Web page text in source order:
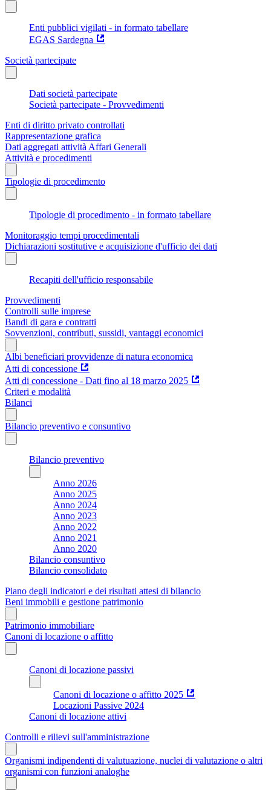
Enti pubblici vigilati - in formato tabellare
EGAS Sardegna
Società partecipate
Dati società partecipate
Società partecipate - Provvedimenti
Enti di diritto privato controllati
Rappresentazione grafica
Dati aggregati attività Affari Generali
Attività e procedimenti
Tipologie di procedimento
Tipologie di procedimento - in formato tabellare
Monitoraggio tempi procedimentali
Dichiarazioni sostitutive e acquisizione d'ufficio dei dati
Recapiti dell'ufficio responsabile
Provvedimenti
Controlli sulle imprese
Bandi di gara e contratti
Sovvenzioni, contributi, sussidi, vantaggi economici
Albi beneficiari provvidenze di natura economica
Atti di concessione
Atti di concessione - Dati fino al 18 marzo 2025
Criteri e modalità
Bilanci
Bilancio preventivo e consuntivo
Bilancio preventivo
Anno 2026
Anno 2025
Anno 2024
Anno 2023
Anno 2022
Anno 2021
Anno 2020
Bilancio consuntivo
Bilancio consolidato
Piano degli indicatori e dei risultati attesi di bilancio
Beni immobili e gestione patrimonio
Patrimonio immobiliare
Canoni di locazione o affitto
Canoni di locazione passivi
Canoni di locazione o affitto 2025
Locazioni Passive 2024
Canoni di locazione attivi
Controlli e rilievi sull'amministrazione
Organismi indipendenti di valutuazione, nuclei di valutazione o altri
organismi con funzioni analoghe